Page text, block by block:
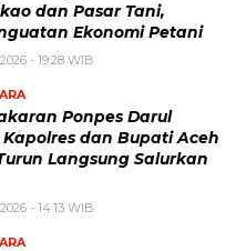
dan Pasar Tani,
Ekonomi Petani
- 19:28 WIB
Ponpes Darul
dan Bupati Aceh
Langsung Salurkan
- 14:13 WIB